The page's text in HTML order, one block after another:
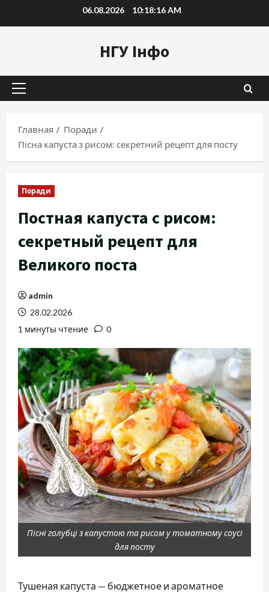
к
06.08.2026 10:18:17 AM
НГУ Інфо
Основное
Главная
Поради
Пісна капуста з рисом: секретний рецепт для посту
Поради
Постная капуста с рисом:
секретный рецепт для
Великого поста
admin
28.02.2026
1 минуты чтение
0
Пісні голубці з капустою та рисом у томатному соусі
для посту
Тушеная капуста — бюджетное и ароматное